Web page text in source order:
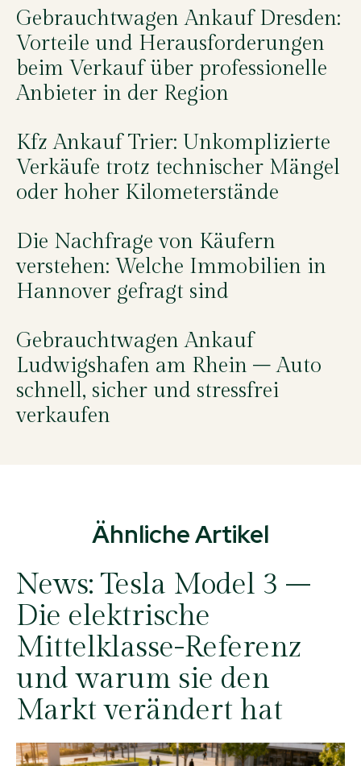
Gebrauchtwagen Ankauf Dresden:
Vorteile und Herausforderungen
beim Verkauf über professionelle
Anbieter in der Region
Kfz Ankauf Trier: Unkomplizierte
Verkäufe trotz technischer Mängel
oder hoher Kilometerstände
Die Nachfrage von Käufern
verstehen: Welche Immobilien in
Hannover gefragt sind
Gebrauchtwagen Ankauf
Ludwigshafen am Rhein – Auto
schnell, sicher und stressfrei
verkaufen
Ähnliche Artikel
News: Tesla Model 3 –
Die elektrische
Mittelklasse-Referenz
und warum sie den
Markt verändert hat